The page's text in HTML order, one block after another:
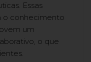
Essas
o conhecimento
um
o que